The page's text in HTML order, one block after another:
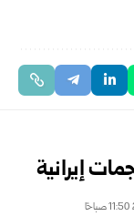
إيرانية